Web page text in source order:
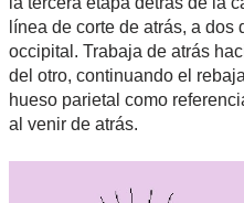
línea de corte de atrás, a
occipital. Trabaja de atrás
del otro, continuando el
hueso parietal como
al venir de atrás.